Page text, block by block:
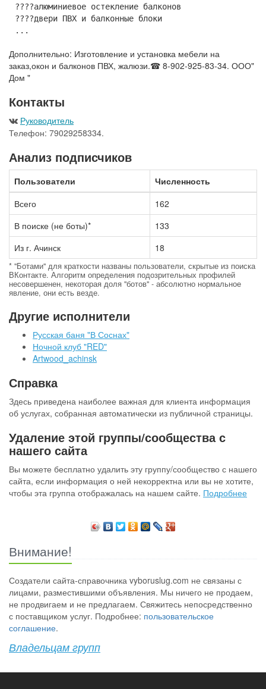
????алюминиевое остекление балконов
????двери ПВХ и балконные блоки
...
Дополнительно: Изготовление и установка мебели на
заказ,окон и балконов ПВХ, жалюзи.☎ 8-902-925-83-34. ООО"
Дом "
Контакты
Руководитель
Телефон: 79029258334.
Анализ подписчиков
Пользователи
Численность
Всего
162
В поиске (не боты)*
133
Из г. Ачинск
18
* "Ботами" для краткости названы пользователи, скрытые из поиска
ВКонтакте. Алгоритм определения подозрительных профилей
несовершенен, некоторая доля "ботов" - абсолютно нормальное
явление, они есть везде.
Другие исполнители
Русская баня "В Соснах"
Ночной клуб "RED"
Artwood_achinsk
Справка
Здесь приведена наиболее важная для клиента информация
об услугах, собранная автоматически из публичной страницы.
Удаление этой группы/сообщества с
нашего сайта
Вы можете бесплатно удалить эту группу/сообщество с нашего
сайта, если информация о ней некорректна или вы не хотите,
чтобы эта группа отображалась на нашем сайте. Подробнее
Внимание!
Создатели сайта-справочника vyboruslug.com не связаны с
лицами, разместившими объявления. Мы ничего не продаем,
не продвигаем и не предлагаем. Свяжитесь непосредственно
с поставщиком услуг. Подробнее: пользовательское
соглашение.
Владельцам групп